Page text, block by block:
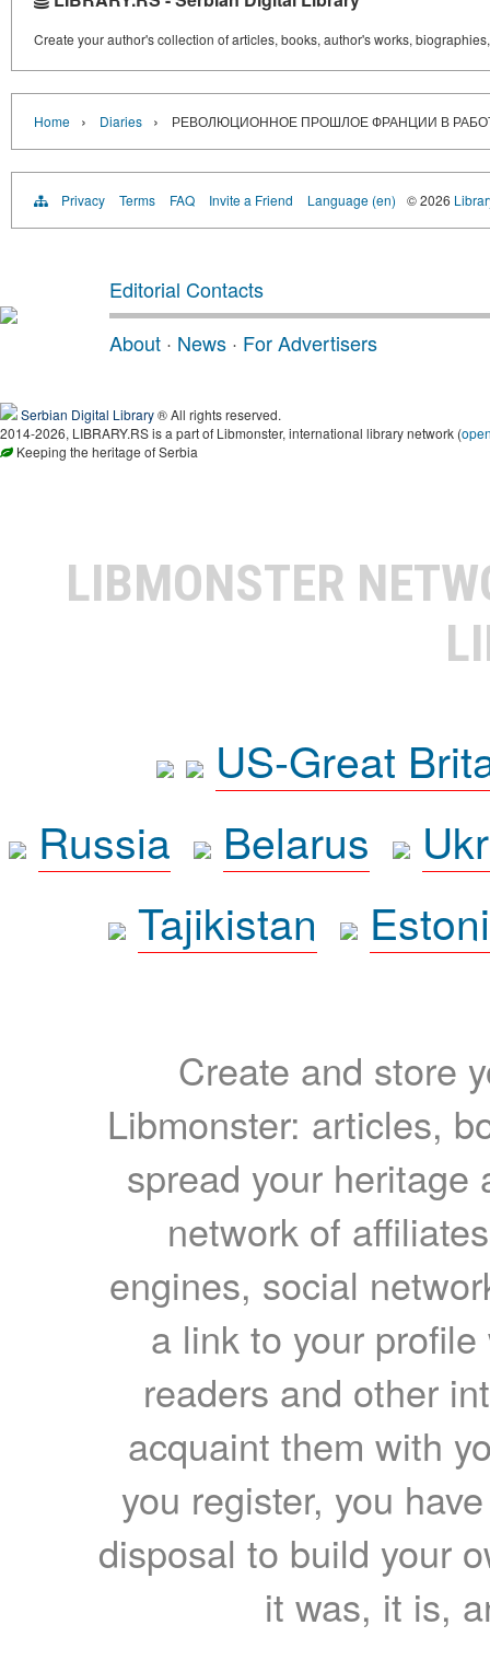
Create your author's collection of articles, books, author's works,
Home › Diaries › РЕВОЛЮЦИОННОЕ ПРОШЛОЕ ФРАНЦИИ В
Privacy Terms FAQ Invite a Friend Language (en) © 2026
Editorial Contacts
About · News · For Advertisers
Serbian Digital Library® All rights reserved.
2014-2026, LIBRARY.RS is a part of Libmonster, international library network (
Keeping the heritage of Serbia
LIBMONSTER
US-Great
Russia
Belarus
Tajikistan
Create and store
Libmonster: articles,
spread your heritage
network of
engines, social
a link to your
readers and other
acquaint them with
you register, you
disposal to build your
it was, it is,